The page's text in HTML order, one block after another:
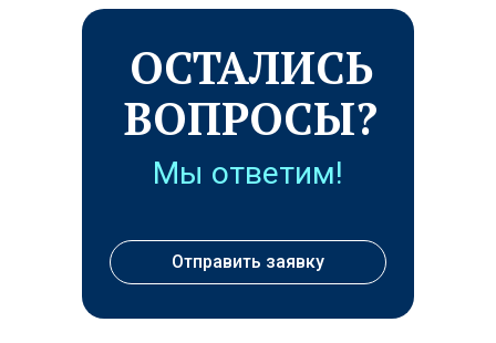
ОСТАЛИСЬ
ВОПРОСЫ?
Мы ответим!
Отправить заявку